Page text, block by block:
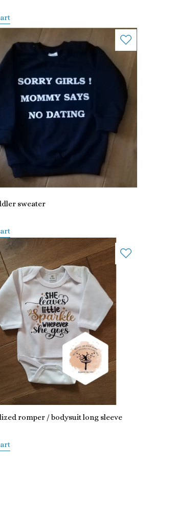
sweater
romper / bodysuit long sleeve